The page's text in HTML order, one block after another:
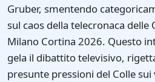
Gruber, smentendo
sul caos della telecronaca
Milano Cortina 2026. Questo
gela il dibattito televisivo,
presunte pressioni del Colle